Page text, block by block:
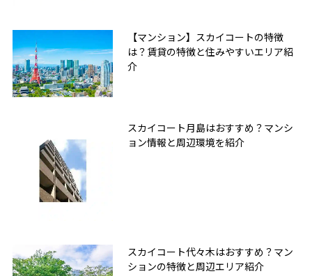
【マンション】スカイコートの特徴
は？賃貸の特徴と住みやすいエリア紹
介
スカイコート月島はおすすめ？マンシ
ョン情報と周辺環境を紹介
スカイコート代々木はおすすめ？マン
ションの特徴と周辺エリア紹介